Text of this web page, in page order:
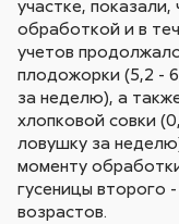
участке, показали,
обработкой и в
учетов
плодожорки (5,2 -
за неделю), а
хлопковой совки
ловушку за
моменту
гусеницы второго
возрастов.